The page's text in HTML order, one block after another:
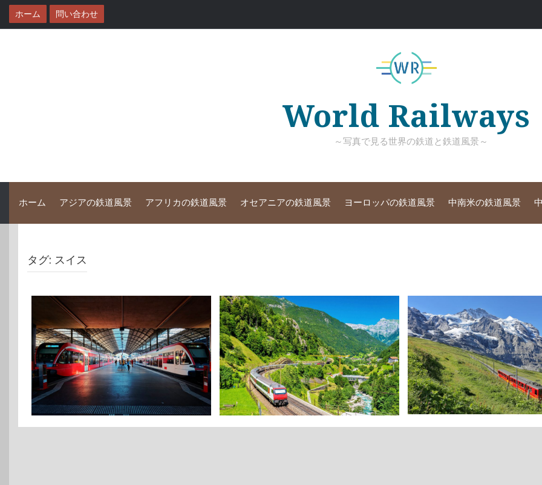
テ
ホーム 問い合わせ
World Railways
～写真で見る世界の鉄道と鉄道風景～
ホーム アジアの鉄道風景 アフリカの鉄道風景 オセアニアの鉄道風景 ヨーロッパの鉄道風景 中南米の鉄道風景
タグ: スイス